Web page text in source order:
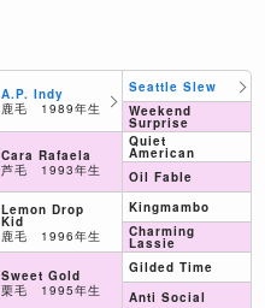
A.P. Indy
鹿毛 1989年生
Cara Rafaela
芦毛 1993年生
Lemon Drop
Kid
鹿毛 1996年生
Sweet Gold
栗毛 1995年生
Seattle Slew
Weekend
Surprise
Quiet
American
Oil Fable
Kingmambo
Charming
Lassie
Gilded Time
Anti Social